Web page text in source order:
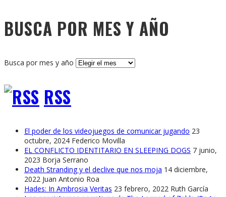
BUSCA POR MES Y AÑO
Busca por mes y año
RSS
El poder de los videojuegos de comunicar jugando 23
octubre, 2024 Federico Movilla
EL CONFLICTO IDENTITARIO EN SLEEPING DOGS 7 junio,
2023 Borja Serrano
Death Stranding y el declive que nos moja 14 diciembre,
2022 Juan Antonio Roa
Hades: In Ambrosia Veritas 23 febrero, 2022 Ruth García